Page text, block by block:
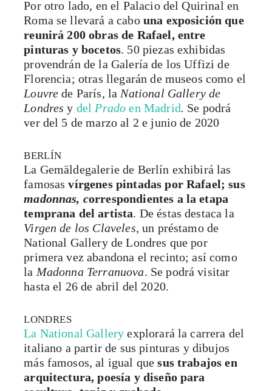
reunirá 200 obras de Rafael, entre
pinturas y bocetos. 50 piezas exhibidas
provendrán de la Galería de los Uffizi de
Florencia; otras llegarán de museos como el
Louvrede París, laNational Gallery de
Londresy delPradoen Madrid.Se podrá
ver del 5 de marzo al 2 e junio de 2020
BERLÍN
famosas
madonnas, correspondientes a la etapa
temprana del artista. De éstas destaca la
Virgen de los Claveles,un préstamo de
National Gallery de Londres que por
primera vez abandona el recinto; así como
laMadonna Terranuova. Se podrá visitar
hasta el 26 de abril del 2020.
LONDRES
italiano a partir de sus pinturas y dibujos
más famosos, al igual quesus trabajos en
arquitectura, poesía y diseño para
escultura, tapiz y grabado.